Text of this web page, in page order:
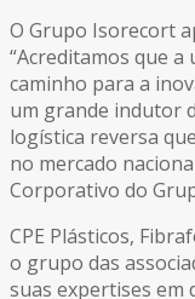
O Grupo Isorecort
“Acreditamos que
caminho para a
um grande indutor
logística reversa
no mercado
Corporativo do
CPE Plásticos,
o grupo das
suas expertises em